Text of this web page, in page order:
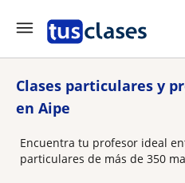
Clases particulares y
en Aipe
Encuentra tu profesor ideal
particulares de más de 350